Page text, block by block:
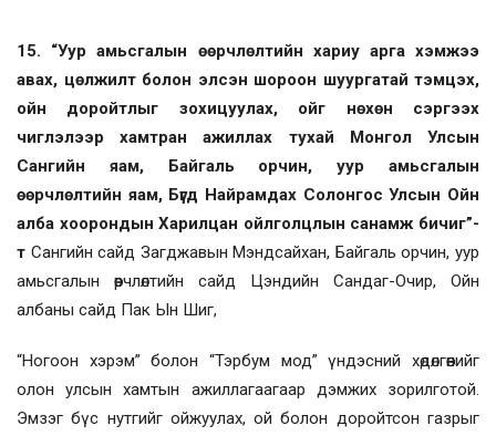
15. “Уур амьсгалын өөрчлөлтийн хариу арга хэмжээ
авах, цөлжилт болон элсэн шороон шуургатай тэмцэх,
ойн доройтлыг зохицуулах, ойг нөхөн сэргээх
чиглэлээр хамтран ажиллах тухай Монгол Улсын
Сангийн яам, Байгаль орчин, уур амьсгалын
өөрчлөлтийн яам, Бүгд Найрамдах Солонгос Улсын Ойн
алба хоорондын Харилцан ойлголцлын санамж бичиг”-
т Сангийн сайд Загджавын Мэндсайхан, Байгаль орчин, уур
амьсгалын өөрчлөлтийн сайд Цэндийн Сандаг-Очир, Ойн
албаны сайд Пак Ын Шиг,
“Ногоон хэрэм” болон “Тэрбум мод” үндэсний хөдөлгөөнийг
олон улсын хамтын ажиллагаагаар дэмжих зорилготой.
Эмзэг бүс нутгийг ойжуулах, ой болон доройтсон газрыг